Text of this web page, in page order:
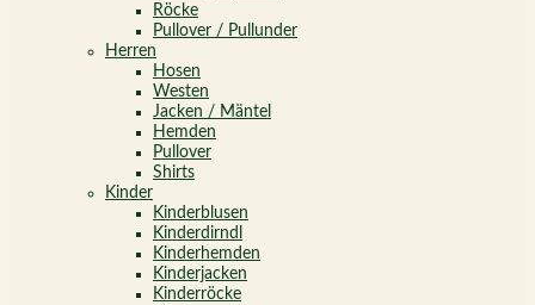
Röcke
Pullover / Pullunder
Herren
Hosen
Westen
Jacken / Mäntel
Hemden
Pullover
Shirts
Kinder
Kinderblusen
Kinderdirndl
Kinderhemden
Kinderjacken
Kinderröcke